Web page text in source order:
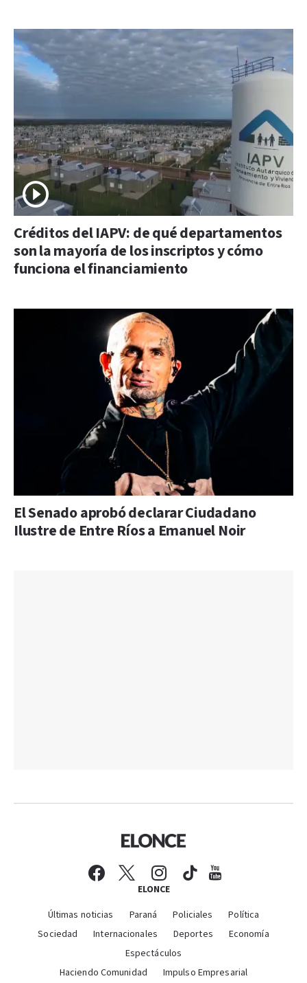
Créditos del IAPV: de qué departamentos
son la mayoría de los inscriptos y cómo
funciona el financiamiento
El Senado aprobó declarar Ciudadano
Ilustre de Entre Ríos a Emanuel Noir
ELONCE
Últimas noticias Paraná Policiales
Política
Sociedad
Internacionales Deportes
Economía
Espectáculos
Haciendo Comunidad
Impulso Empresarial